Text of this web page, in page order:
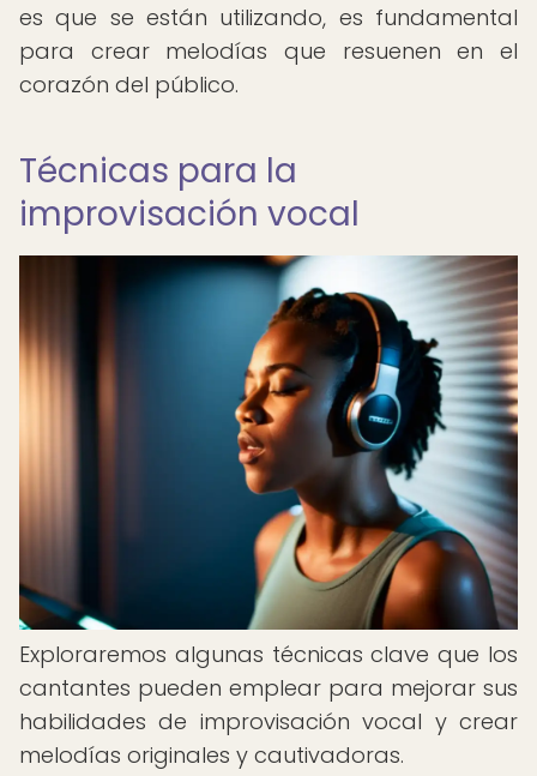
es que se están utilizando, es fundamental
para crear melodías que resuenen en el
corazón del público.
Técnicas para la
improvisación vocal
Exploraremos algunas técnicas clave que los
cantantes pueden emplear para mejorar sus
habilidades de improvisación vocal y crear
melodías originales y cautivadoras.